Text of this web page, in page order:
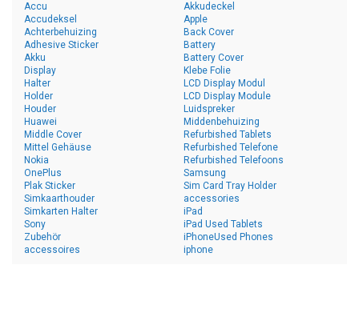
Accu
Accudeksel
Achterbehuizing
Adhesive Sticker
Akku
Akkudeckel
Apple
Back Cover
Battery
Battery Cover
Display
Halter
Holder
Houder
Huawei
Klebe Folie
LCD Display Modul
LCD Display Module
Luidspreker
Middenbehuizing
Middle Cover
Mittel Gehäuse
Nokia
OnePlus
Plak Sticker
Refurbished Tablets
Refurbished Telefone
Refurbished Telefoons
Samsung
Sim Card Tray Holder
Simkaarthouder
Simkarten Halter
Sony
Zubehör
accessoires
accessories
iPad
iPad Used Tablets
iPhoneUsed Phones
iphone